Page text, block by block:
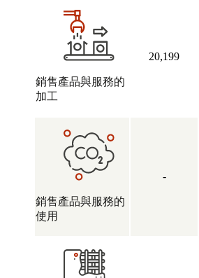
銷售產品與服務的
加工
20,199
銷售產品與服務的
使用
-